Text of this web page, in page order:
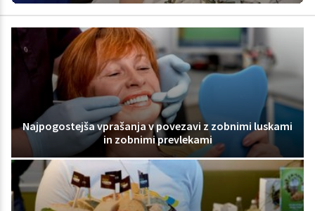
Najpogostejša vprašanja v povezavi z zobnimi luskami
in zobnimi prevlekami